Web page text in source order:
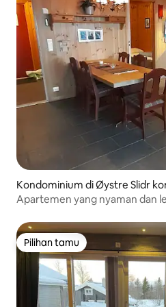
Kondominium di Øystre Slidr
Apartemen yang nyaman dan
Pilihan tamu
Pilihan tamu